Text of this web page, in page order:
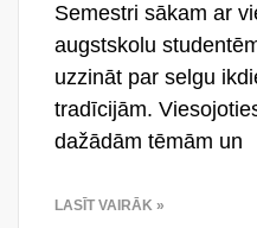
Semestri sākam ar
augstskolu
uzzināt par selgu
tradīcijām.
dažādām tēmām un
LASĪT VAIRĀK »